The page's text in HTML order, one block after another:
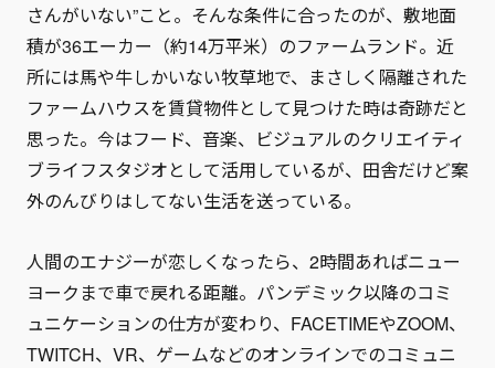
さんがいない”こと。そんな条件に合ったのが、敷地面
積が36エーカー（約14万平米）のファームランド。近
所には馬や牛しかいない牧草地で、まさしく隔離された
ファームハウスを賃貸物件として見つけた時は奇跡だと
思った。今はフード、音楽、ビジュアルのクリエイティ
ブライフスタジオとして活用しているが、田舎だけど案
外のんびりはしてない生活を送っている。
人間のエナジーが恋しくなったら、2時間あればニュー
ヨークまで車で戻れる距離。パンデミック以降のコミ
ュニケーションの仕方が変わり、FACETIMEやZOOM、
TWITCH、VR、ゲームなどのオンラインでのコミュニ